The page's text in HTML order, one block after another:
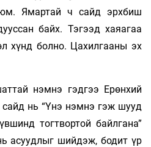
Ямартай ч сайд эрхбиш
байх. Тэгээд хаяагаа
хүнд болно. Цахилгааны эх
нэмнэ гэдгээ Ерөнхий
нь “Үнэ нэмнэ гэж шууд
тогтвортой байлгана”
асуудлыг шийдэж, бодит үр